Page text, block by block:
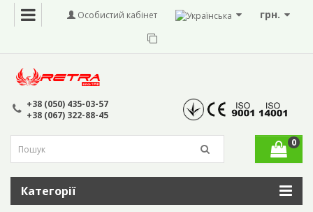
грн.
Особистий кабінет
+38 (050) 435-03-57
+38 (067) 322-88-45
0
Категорії